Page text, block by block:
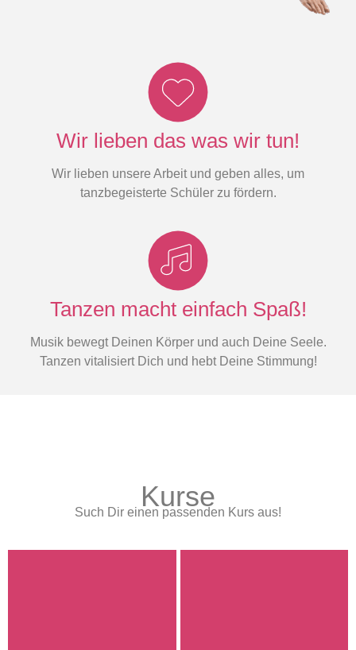
Wir lieben das was wir tun!
Wir lieben unsere Arbeit und geben alles, um
tanzbegeisterte Schüler zu fördern.
Tanzen macht einfach Spaß!
Musik bewegt Deinen Körper und auch Deine Seele.
Tanzen vitalisiert Dich und hebt Deine Stimmung!
Kurse
Such Dir einen passenden Kurs aus!